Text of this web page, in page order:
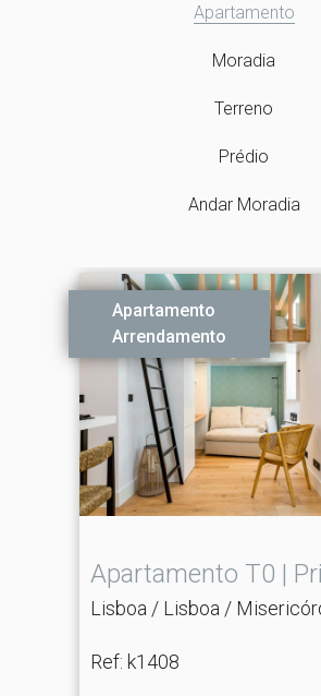
Apartamento
Moradia
Terreno
Prédio
Andar Moradia
Apartamento
Arrendamento
Apartamento T0 |
Lisboa / Lisboa / Misericórdia
: k1408